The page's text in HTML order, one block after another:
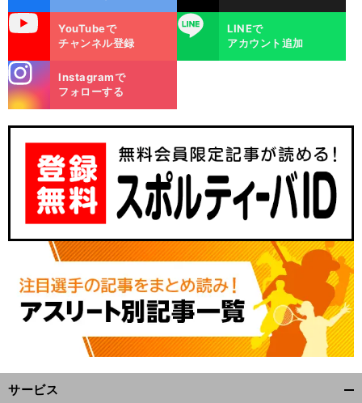
YouTubeで
チャンネル登録
LINE
LINEで
アカウント追加
m
Instagramで
フォローする
サービス